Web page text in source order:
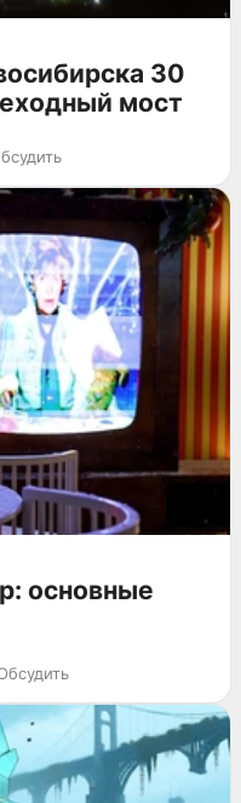
30
мост
основные